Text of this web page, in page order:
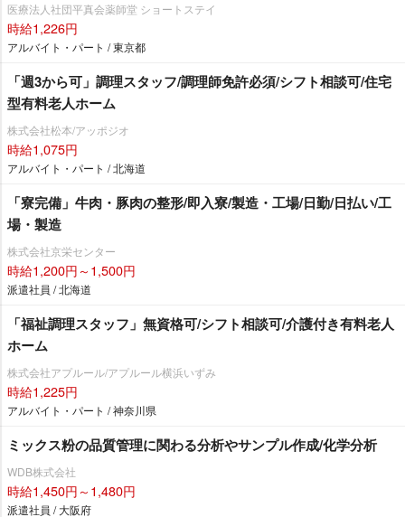
医療法人社団平真会薬師堂 ショートステイ
時給1,226円
アルバイト・パート / 東京都
「週3から可」調理スタッフ/調理師免許必須/シフト相談可/住宅
型有料老人ホーム
株式会社松本/アッポジオ
時給1,075円
アルバイト・パート / 北海道
「寮完備」牛肉・豚肉の整形/即入寮/製造・工場/日勤/日払い/工
場・製造
株式会社京栄センター
時給1,200円～1,500円
派遣社員 / 北海道
「福祉調理スタッフ」無資格可/シフト相談可/介護付き有料老人
ホーム
株式会社アプルール/アプルール横浜いずみ
時給1,225円
アルバイト・パート / 神奈川県
ミックス粉の品質管理に関わる分析やサンプル作成/化学分析
WDB株式会社
時給1,450円～1,480円
派遣社員 / 大阪府